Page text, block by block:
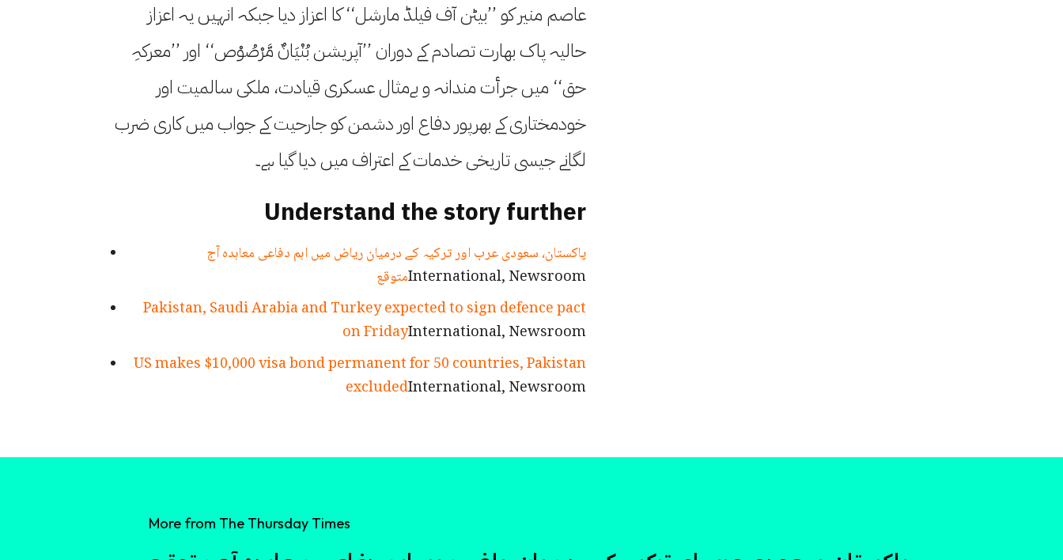
عاصم منیر کو ’’بیٹن آف فیلڈ مارشل‘‘ کا اعزاز دیا جبکہ انہیں یہ اعزاز
حالیہ پاک بھارت تصادم کے دوران ’’آپریشن بُنْيَانٌ مَّرْصُوْص‘‘ اور ’’معرکہِ
حق‘‘ میں جرأت مندانہ و بےمثال عسکری قیادت، ملکی سالمیت اور
خودمختاری کے بھرپور دفاع اور دشمن کو جارحیت کے جواب میں کاری ضرب
لگانے جیسی تاریخی خدمات کے اعتراف میں دیا گیا ہے۔
Understand the story further
پاکستان، سعودی عرب اور ترکیہ کے درمیان ریاض میں اہم دفاعی معاہدہ آج
متوقعInternational, Newsroom
Pakistan, Saudi Arabia and Turkey expected to sign defence pact
on FridayInternational, Newsroom
US makes $10,000 visa bond permanent for 50 countries, Pakistan
excludedInternational, Newsroom
More from The Thursday Times